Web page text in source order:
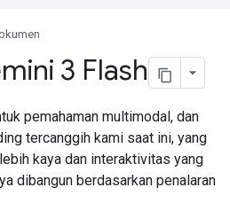
3 Flash
pemahaman multimodal, dan
tercanggih kami saat ini, yang
kaya dan interaktivitas yang
dibangun berdasarkan penalaran